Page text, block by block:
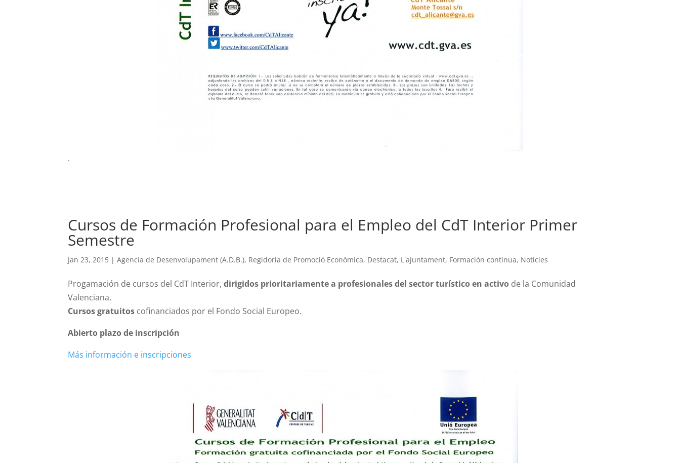
.
Cursos de Formación Profesional para el Empleo del CdT Interior Primer
Semestre
Jan 23, 2015 |Agencia de Desenvolupament (A.D.B.), Regidoria de Promoció Econòmica, Destacat, L'ajuntament, Formación contínua, Notícies
Progamación de cursos del CdT Interior,dirigidos prioritariamente a profesionales del sector turístico en activo de la Comunidad
Valenciana.
Cursos gratuitos cofinanciados por el Fondo Social Europeo.
Abierto plazo de inscripción
Más información e inscripciones